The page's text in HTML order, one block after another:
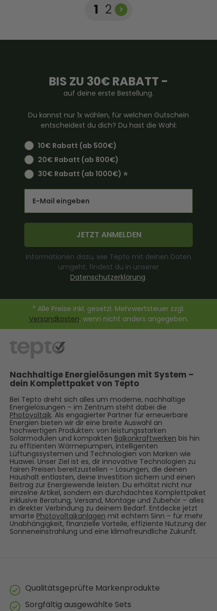
Seite
1 Seite
2
BIS ZU 30€ RABATT -
auf deine erste Bestellung.
Du kannst nur 1x wählen, für welchen Gutschein
entscheidest du dich? Du hast die Wahl:
10€ Rabatt (ab 500€)
20€ Rabatt (ab 800€)
30€ Rabatt (ab 1000€) ⭐️
JETZT ANMELDEN
Informationen dazu, wie Tepto mit deinen Daten
umgeht, findest du in unserer
Datenschutzerklärung.
* Alle Preise inkl. gesetzl. Mehrwertsteuer zzgl.
Versandkosten, wenn nicht anders angegeben.
Nachhaltige Energielösungen mit System –
dein Komplettpaket von Tepto
Bei Tepto dreht sich alles um moderne, nachhaltige
Energielösungen – im Zentrum steht dabei die
Photovoltaik. Als engagierter Partner für erneuerbare
Energien bieten wir dir eine breite Auswahl an
hochwertigen Produkten: von leistungsstarken
Solarmodulen und kompakten Balkonkraftwerken bis hin
zu effizienten Wärmepumpen, intelligenten
Lüftungssystemen und Technologien von Marken wie
Huawei. Unser Ziel ist es, dir innovative Technologien zu
fairen Preisen bereitzustellen – Lösungen, die deinen
Haushalt entlasten, deine Investition sichern und einen
Beitrag zur Energiewende leisten. Du erhältst nicht nur
einzelne Artikel, sondern ein durchdachtes Komplettpaket
inklusive Beratung, Versand, Montage und Zubehör – alles
in direkter Verbindung zu deinem Bedarf. Entdecke jetzt
smarte Photovoltaikanlagen mit echtem Sinn – für mehr
Unabhängigkeit, finanzielle Vorteile, effiziente Nutzung der
Sonneneinstrahlung und eine klimafreundliche Zukunft.
Qualitätsgeprüfte Markenprodukte
Sorgfältig ausgewählte Sets